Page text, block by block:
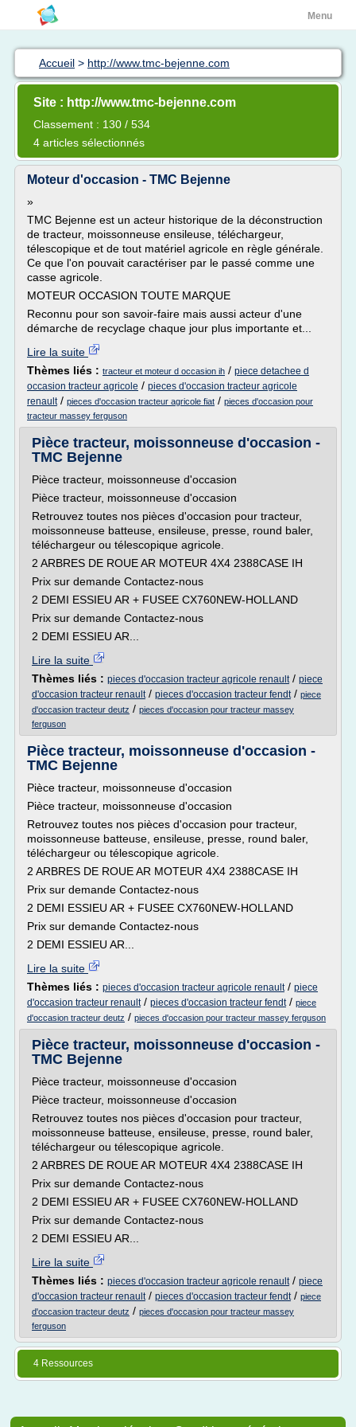
Menu
Accueil > http://www.tmc-bejenne.com
Site : http://www.tmc-bejenne.com
Classement : 130 / 534
4 articles sélectionnés
Moteur d'occasion - TMC Bejenne
»
TMC Bejenne est un acteur historique de la déconstruction
de tracteur, moissonneuse ensileuse, téléchargeur,
télescopique et de tout matériel agricole en règle générale.
Ce que l'on pouvait caractériser par le passé comme une
casse agricole.
MOTEUR OCCASION TOUTE MARQUE
Reconnu pour son savoir-faire mais aussi acteur d'une
démarche de recyclage chaque jour plus importante et...
Lire la suite
Thèmes liés : tracteur et moteur d occasion ih / piece detachee d
occasion tracteur agricole / pieces d'occasion tracteur agricole
renault/ pieces d'occasion tracteur agricole fiat / pieces d'occasion pour
tracteur massey ferguson
Pièce tracteur, moissonneuse d'occasion -
TMC Bejenne
Pièce tracteur, moissonneuse d'occasion
Pièce tracteur, moissonneuse d'occasion
Retrouvez toutes nos pièces d'occasion pour tracteur,
moissonneuse batteuse, ensileuse, presse, round baler,
téléchargeur ou télescopique agricole.
2 ARBRES DE ROUE AR MOTEUR 4X4 2388CASE IH
Prix sur demande Contactez-nous
2 DEMI ESSIEU AR + FUSEE CX760NEW-HOLLAND
Prix sur demande Contactez-nous
2 DEMI ESSIEU AR...
Lire la suite
Thèmes liés : pieces d'occasion tracteur agricole renault/ piece
d'occasion tracteur renault/ pieces d'occasion tracteur fendt/ piece
d'occasion tracteur deutz / pieces d'occasion pour tracteur massey
ferguson
Pièce tracteur, moissonneuse d'occasion -
TMC Bejenne
Pièce tracteur, moissonneuse d'occasion
Pièce tracteur, moissonneuse d'occasion
Retrouvez toutes nos pièces d'occasion pour tracteur,
moissonneuse batteuse, ensileuse, presse, round baler,
téléchargeur ou télescopique agricole.
2 ARBRES DE ROUE AR MOTEUR 4X4 2388CASE IH
Prix sur demande Contactez-nous
2 DEMI ESSIEU AR + FUSEE CX760NEW-HOLLAND
Prix sur demande Contactez-nous
2 DEMI ESSIEU AR...
Lire la suite
Thèmes liés : pieces d'occasion tracteur agricole renault/ piece
d'occasion tracteur renault/ pieces d'occasion tracteur fendt/ piece
d'occasion tracteur deutz / pieces d'occasion pour tracteur massey ferguson
Pièce tracteur, moissonneuse d'occasion -
TMC Bejenne
Pièce tracteur, moissonneuse d'occasion
Pièce tracteur, moissonneuse d'occasion
Retrouvez toutes nos pièces d'occasion pour tracteur,
moissonneuse batteuse, ensileuse, presse, round baler,
téléchargeur ou télescopique agricole.
2 ARBRES DE ROUE AR MOTEUR 4X4 2388CASE IH
Prix sur demande Contactez-nous
2 DEMI ESSIEU AR + FUSEE CX760NEW-HOLLAND
Prix sur demande Contactez-nous
2 DEMI ESSIEU AR...
Lire la suite
Thèmes liés : pieces d'occasion tracteur agricole renault/ piece
d'occasion tracteur renault/ pieces d'occasion tracteur fendt/ piece
d'occasion tracteur deutz / pieces d'occasion pour tracteur massey
ferguson
4 Ressources